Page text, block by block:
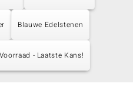
Blauwe Edelstenen
- Laatste Kans!